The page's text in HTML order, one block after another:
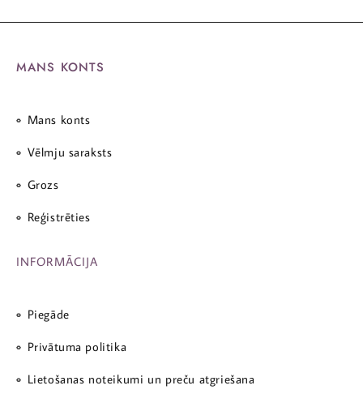
MANS KONTS
Mans konts
Vēlmju saraksts
Grozs
Reģistrēties
INFORMĀCIJA
Piegāde
Privātuma politika
Lietošanas noteikumi un preču atgriešana